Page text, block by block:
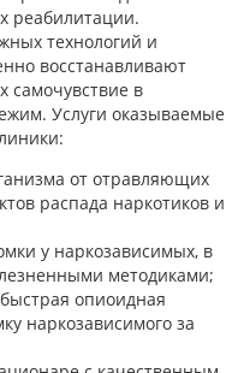
реабилитации.
технологий и
восстанавливают
самочувствие в
Услуги оказываемые
от отравляющих
распада наркотиков и
у наркозависимых, в
методиками;
опиоидная
наркозависимого за